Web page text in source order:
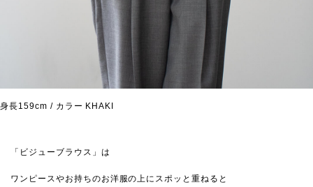
身長159cm / カラー KHAKI
「ビジューブラウス」は
ワンピースやお持ちのお洋服の上にスポッと重ねると